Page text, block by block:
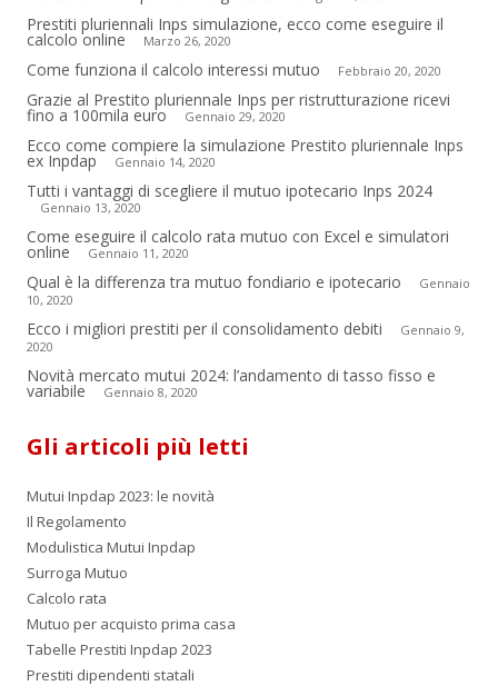
Prestiti pluriennali Inps simulazione, ecco come eseguire il
calcolo online Marzo 26, 2020
Come funziona il calcolo interessi mutuo Febbraio 20, 2020
Grazie al Prestito pluriennale Inps per ristrutturazione ricevi
fino a 100mila euro Gennaio 29, 2020
Ecco come compiere la simulazione Prestito pluriennale Inps
ex Inpdap Gennaio 14, 2020
Tutti i vantaggi di scegliere il mutuo ipotecario Inps 2024
Gennaio 13, 2020
Come eseguire il calcolo rata mutuo con Excel e simulatori
online Gennaio 11, 2020
Qual è la differenza tra mutuo fondiario e ipotecario
Gennaio
10, 2020
Ecco i migliori prestiti per il consolidamento debiti
Gennaio 9,
2020
Novità mercato mutui 2024: l’andamento di tasso fisso e
variabile Gennaio 8, 2020
Gli articoli più letti
Mutui Inpdap 2023: le novità
Il Regolamento
Modulistica Mutui Inpdap
Surroga Mutuo
Calcolo rata
Mutuo per acquisto prima casa
Tabelle Prestiti Inpdap 2023
Prestiti dipendenti statali